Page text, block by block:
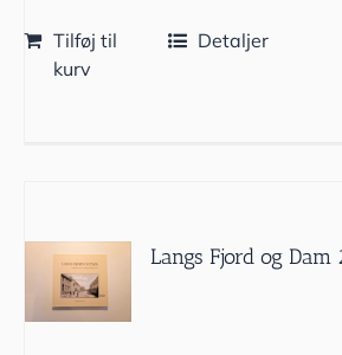
Tilføj til
kurv
Detaljer
Langs Fjord og Dam